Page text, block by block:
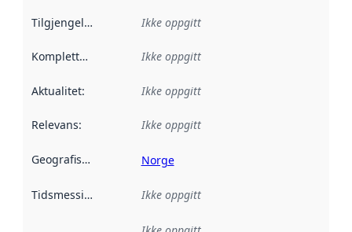
Tilgjengelighet Ikke oppgitt
Kompletthet Ikke oppgitt
Aktualitet: Ikke oppgitt
Relevans: Ikke oppgitt
Geografisk avgrensning :
Norge
Tidsmessig avgrensning :
Ikke oppgitt